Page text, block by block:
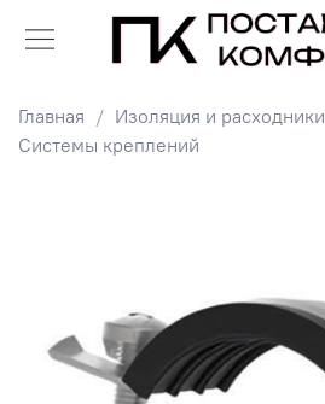
Главная
Изоляция и расходники
Системы креплений